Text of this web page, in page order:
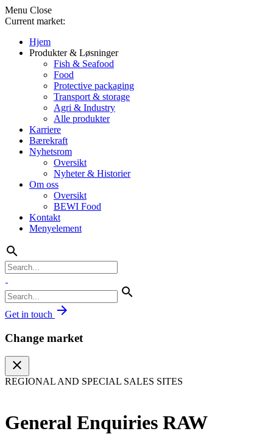
Menu Close
Current market:
Hjem
Produkter & Løsninger
Fish & Seafood
Food
Protective packaging
Transport & storage
Agri & Industry
Alle produkter
Karriere
Bærekraft
Nyhetsrom
Oversikt
Nyheter & Historier
Om oss
Oversikt
BEWI Food
Kontakt
Menyelement
search
search
Get in touch arrow_forward
Change market
close
REGIONAL AND SPECIAL SALES SITES
General Enquiries RAW